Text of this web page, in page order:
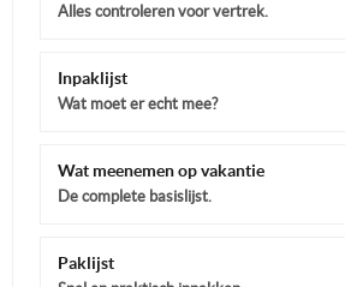
Alles controleren voor vertrek.
Inpaklijst
Wat moet er echt mee?
Wat meenemen op vakantie
De complete basislijst.
Paklijst